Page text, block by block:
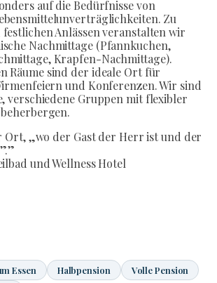
auf die Bedürfnisse von
Zu
Anlässen veranstalten wir
Nachmittage (Pfannkuchen,
Krapfen-Nachmittage).
Räume sind der ideale Ort für
und Konferenzen. Wir sind
verschiedene Gruppen mit flexibler
Ort, „wo der Gast der Herr ist und der
und Wellness Hotel
Essen Halbpension
Volle Pension